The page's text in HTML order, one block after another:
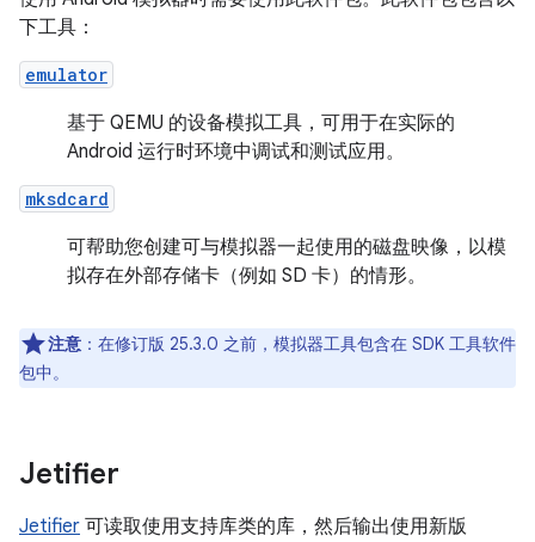
下工具：
emulator
基于 QEMU 的设备模拟工具，可用于在实际的
Android 运行时环境中调试和测试应用。
mksdcard
可帮助您创建可与模拟器一起使用的磁盘映像，以模
拟存在外部存储卡（例如 SD 卡）的情形。
注意 ：在修订版 25.3.0 之前，模拟器工具包含在 SDK 工具软件
包中。
Jetifier
Jetifier 可读取使用支持库类的库，然后输出使用新版